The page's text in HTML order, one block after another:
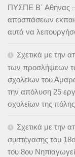
ΠΥΣΠΕ Β΄ Αθήνας –
αποσπάσεων
αυτά να
Σχετικά με την
των προσλήψεων
σχολείων του
την απόλυση 25
σχολείων της
Σχετικά με την
συστέγασης του
του 8ου